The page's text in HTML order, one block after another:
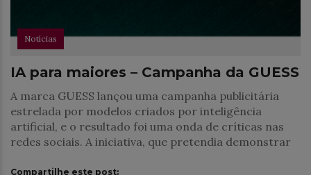
Notícias
IA para maiores – Campanha da GUESS
A marca GUESS lançou uma campanha publicitária
estrelada por modelos criados por inteligência
artificial, e o resultado foi uma onda de críticas nas
redes sociais. A iniciativa, que pretendia demonstrar
Compartilhe este post: